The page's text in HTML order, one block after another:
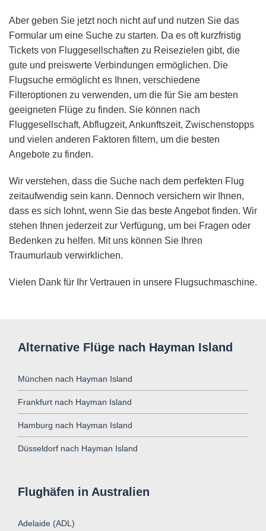
Aber geben Sie jetzt noch nicht auf und nutzen Sie das
Formular um eine Suche zu starten. Da es oft kurzfristig
Tickets von Fluggesellschaften zu Reisezielen gibt, die
gute und preiswerte Verbindungen ermöglichen. Die
Flugsuche ermöglicht es Ihnen, verschiedene
Filteroptionen zu verwenden, um die für Sie am besten
geeigneten Flüge zu finden. Sie können nach
Fluggesellschaft, Abflugzeit, Ankunftszeit, Zwischenstopps
und vielen anderen Faktoren filtern, um die besten
Angebote zu finden.
Wir verstehen, dass die Suche nach dem perfekten Flug
zeitaufwendig sein kann. Dennoch versichern wir Ihnen,
dass es sich lohnt, wenn Sie das beste Angebot finden. Wir
stehen Ihnen jederzeit zur Verfügung, um bei Fragen oder
Bedenken zu helfen. Mit uns können Sie Ihren
Traumurlaub verwirklichen.
Vielen Dank für Ihr Vertrauen in unsere Flugsuchmaschine.
Alternative Flüge nach Hayman Island
München nach Hayman Island
Frankfurt nach Hayman Island
Hamburg nach Hayman Island
Düsseldorf nach Hayman Island
Flughäfen in Australien
Adelaide (ADL)